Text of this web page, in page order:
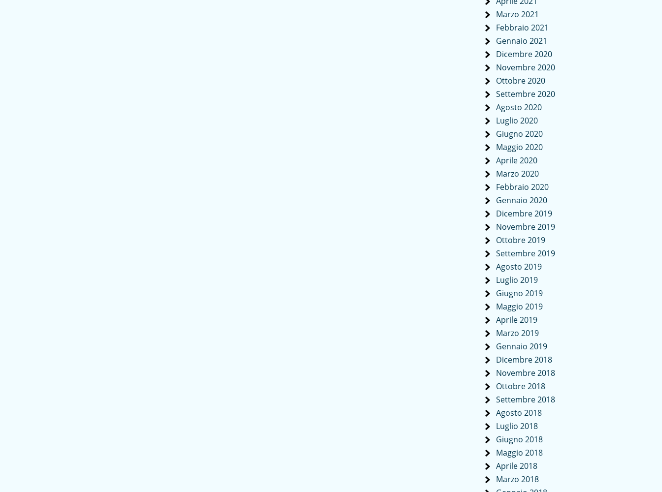
Marzo 2021
Febbraio 2021
Gennaio 2021
Dicembre 2020
Novembre 2020
Ottobre 2020
Settembre 2020
Agosto 2020
Luglio 2020
Giugno 2020
Maggio 2020
Aprile 2020
Marzo 2020
Febbraio 2020
Gennaio 2020
Dicembre 2019
Novembre 2019
Ottobre 2019
Settembre 2019
Agosto 2019
Luglio 2019
Giugno 2019
Maggio 2019
Aprile 2019
Marzo 2019
Gennaio 2019
Dicembre 2018
Novembre 2018
Ottobre 2018
Settembre 2018
Agosto 2018
Luglio 2018
Giugno 2018
Maggio 2018
Aprile 2018
Marzo 2018